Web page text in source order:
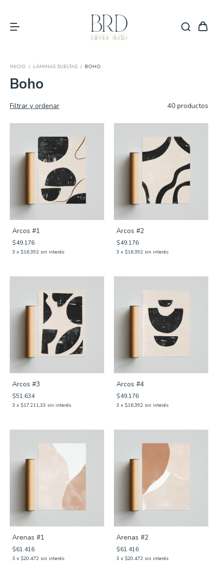
INICIO / LÁMINAS SUELTAS / BOHO
Boho
Filtrar y ordenar 40 productos
Arcos #1
$49.176
3 x $16.392 sin interés
Arcos #2
$49.176
3 x $16.392 sin interés
Arcos #3
$51.634
3 x $17.211,33 sin interés
Arcos #4
$49.176
3 x $16.392 sin interés
Arenas #1
$61.416
3 x $20.472 sin interés
Arenas #2
$61.416
3 x $20.472 sin interés